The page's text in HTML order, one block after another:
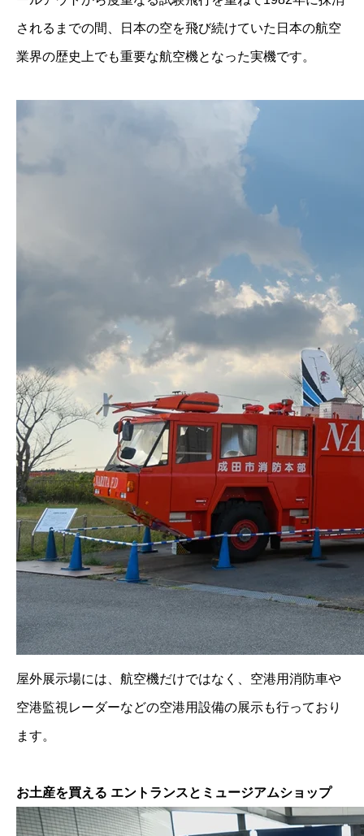
されるまでの間、日本の空を飛び続けていた日本の航空
業界の歴史上でも重要な航空機となった実機です。
屋外展示場には、航空機だけではなく、空港用消防車や
空港監視レーダーなどの空港用設備の展示も行っており
ます。
お土産を買える エントランスとミュージアムショップ